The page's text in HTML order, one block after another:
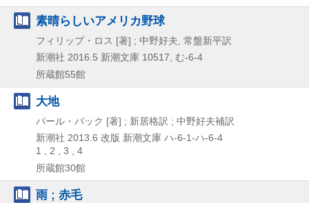
素晴らしいアメリカ野球
フィリップ・ロス [著] ; 中野好夫, 常盤新平訳
新潮社 2016.5 新潮文庫 10517, む-6-4
所蔵館55館
大地
パール・バック [著] ; 新居格訳 ; 中野好夫補訳
新潮社 2013.6 改版 新潮文庫 ハ-6-1-ハ-6-4
1 , 2 , 3 , 4
所蔵館30館
雨 ; 赤毛